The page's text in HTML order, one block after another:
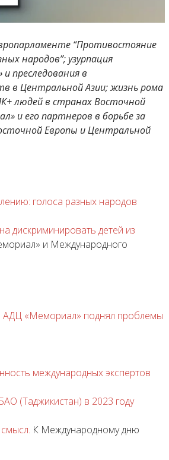
“Противостояние
народов”; узурпация
преследования в
в Центральной Азии; жизнь рома
людей в странах Восточной
и его партнеров в борьбе за
Европы и Центральной
голоса разных народов
дискриминировать детей из
и Международного
«Мемориал» поднял проблемы
международных экспертов
(Таджикистан) в 2023 году
К Международному дню